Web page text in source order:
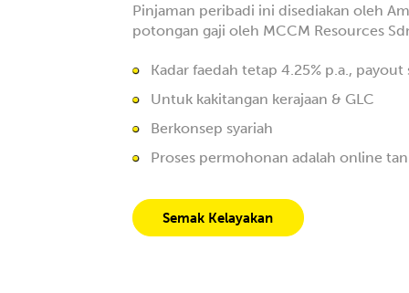
Pinjaman peribadi ini disediakan oleh
potongan gaji oleh MCCM Resources
Kadar faedah tetap 4.25% p.a.,
Untuk kakitangan kerajaan & GLC
Berkonsep syariah
Proses permohonan adalah online
Semak Kelayakan